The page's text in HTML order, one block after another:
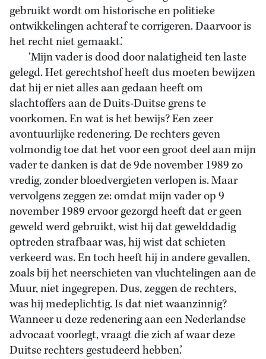
gebruikt wordt om historische en politieke
ontwikkelingen achteraf te corrigeren. Daarvoor is
het recht niet gemaakt.’
‘Mijn vader is dood door nalatigheid ten laste
gelegd. Het gerechtshof heeft dus moeten bewijzen
dat hij er niet alles aan gedaan heeft om
slachtoffers aan de Duits-Duitse grens te
voorkomen. En wat is het bewijs? Een zeer
avontuurlijke redenering. De rechters geven
volmondig toe dat het voor een groot deel aan mijn
vader te danken is dat de 9de november 1989 zo
vredig, zonder bloedvergieten verlopen is. Maar
vervolgens zeggen ze: omdat mijn vader op 9
november 1989 ervoor gezorgd heeft dat er geen
geweld werd gebruikt, wist hij dat gewelddadig
optreden strafbaar was, hij wist dat schieten
verkeerd was. En toch heeft hij in andere gevallen,
zoals bij het neerschieten van vluchtelingen aan de
Muur, niet ingegrepen. Dus, zeggen de rechters,
was hij medeplichtig. Is dat niet waanzinnig?
Wanneer u deze redenering aan een Nederlandse
advocaat voorlegt, vraagt die zich af waar deze
Duitse rechters gestudeerd hebben.’